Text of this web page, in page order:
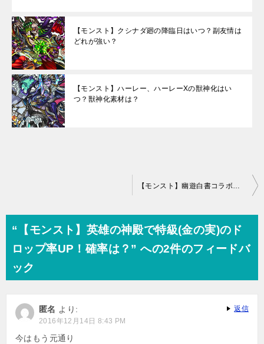
【モンスト】クシナダ廻の降臨日はいつ？副友情は
どれが強い？
【モンスト】ハーレー、ハーレーXの獣神化はい
つ？獣神化素材は？
ー
ョ
ン
【モンスト】幽遊白書コラボはいつ？最新情報(ゆうゆうはくしょ)
“【モンスト】英雄の神殿で特級(金の実)のド
ロップ率UP！確率は？” への2件のフィードバ
ック
匿名 より:
2016年12月14日 8:43 PM
今はもう元通り
返信